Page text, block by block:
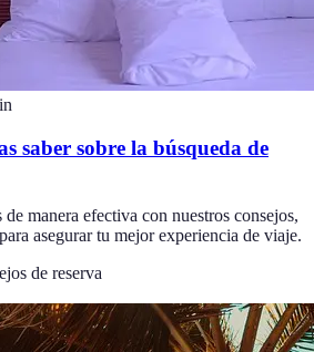
saber sobre la búsqueda de
manera efectiva con nuestros consejos,
asegurar tu mejor experiencia de viaje.
de reserva